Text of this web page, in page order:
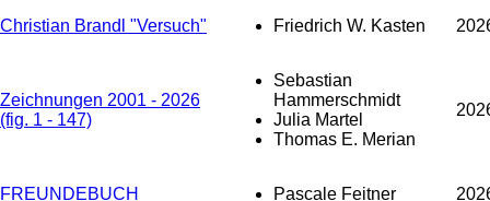
Christian Brandl "Versuch"
Friedrich W. Kasten
Zeichnungen 2001 - 2026
(fig. 1 - 147)
Sebastian
Hammerschmidt
Julia Martel
Thomas E. Merian
FREUNDEBUCH Pascale Feitner